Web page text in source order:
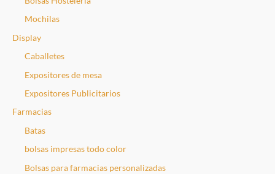
Mochilas
Display
Caballetes
Expositores de mesa
Expositores Publicitarios
Farmacias
Batas
bolsas impresas todo color
Bolsas para farmacias personalizadas